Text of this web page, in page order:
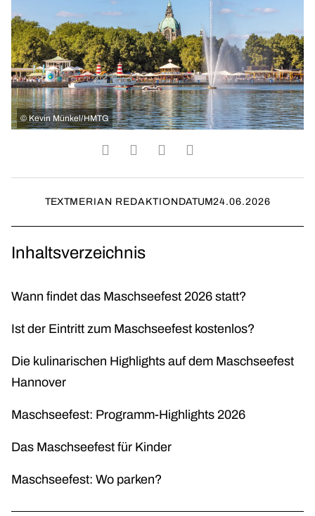
© Kevin Münkel/HMTG
TEXTMERIAN REDAKTION DATUM24.06.2026
Inhaltsverzeichnis
Wann findet das Maschseefest 2026 statt?
Ist der Eintritt zum Maschseefest kostenlos?
Die kulinarischen Highlights auf dem Maschseefest
Hannover
Maschseefest: Programm-Highlights 2026
Das Maschseefest für Kinder
Maschseefest: Wo parken?